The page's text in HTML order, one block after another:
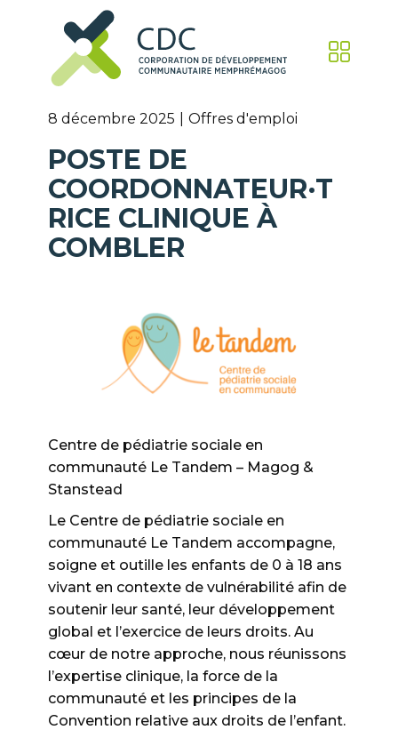
8 décembre 2025 Offres d'emploi
POSTE DE
COORDONNATEUR·T
RICE CLINIQUE À
COMBLER
Centre de pédiatrie sociale en
communauté Le Tandem – Magog &
Stanstead
Le Centre de pédiatrie sociale en
communauté Le Tandem accompagne,
soigne et outille les enfants de 0 à 18 ans
vivant en contexte de vulnérabilité afin de
soutenir leur santé, leur développement
global et l’exercice de leurs droits. Au
cœur de notre approche, nous réunissons
l’expertise clinique, la force de la
communauté et les principes de la
Convention relative aux droits de l’enfant.